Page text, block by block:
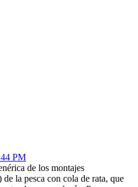
PM
de los montajes
la pesca con cola de rata, que